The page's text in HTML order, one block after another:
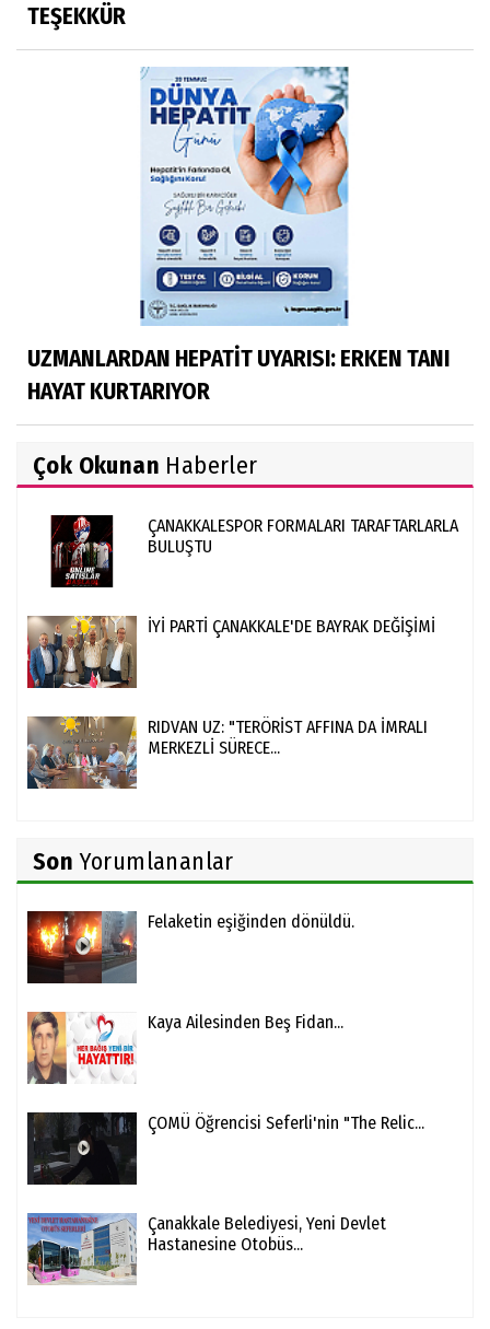
TEŞEKKÜR
UZMANLARDAN HEPATİT UYARISI: ERKEN TANI
HAYAT KURTARIYOR
Çok Okunan Haberler
ÇANAKKALESPOR FORMALARI TARAFTARLARLA
BULUŞTU
İYİ PARTİ ÇANAKKALE'DE BAYRAK DEĞİŞİMİ
RIDVAN UZ: "TERÖRİST AFFINA DA İMRALI
MERKEZLİ SÜRECE...
Son Yorumlananlar
Felaketin eşiğinden dönüldü.
Kaya Ailesinden Beş Fidan...
ÇOMÜ Öğrencisi Seferli'nin "The Relic...
Çanakkale Belediyesi, Yeni Devlet
Hastanesine Otobüs...